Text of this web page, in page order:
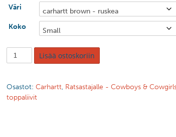
Väri
Koko
Lisää ostoskoriin
Osastot: Carhartt, Ratsastajalle - Cowboys &
toppaliivit